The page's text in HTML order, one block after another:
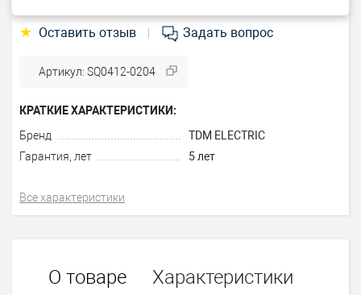
★ Оставить отзыв Задать вопрос
Артикул: SQ0412-0204
КРАТКИЕ ХАРАКТЕРИСТИКИ:
Бренд
TDM ELECTRIC
Гарантия, лет
5 лет
Все характеристики
О товаре
Характеристики